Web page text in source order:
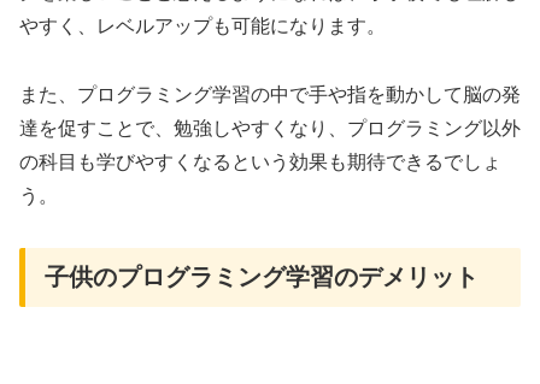
やすく、レベルアップも可能になります。
また、プログラミング学習の中で手や指を動かして脳の発
達を促すことで、勉強しやすくなり、プログラミング以外
の科目も学びやすくなるという効果も期待できるでしょ
う。
子供のプログラミング学習のデメリット